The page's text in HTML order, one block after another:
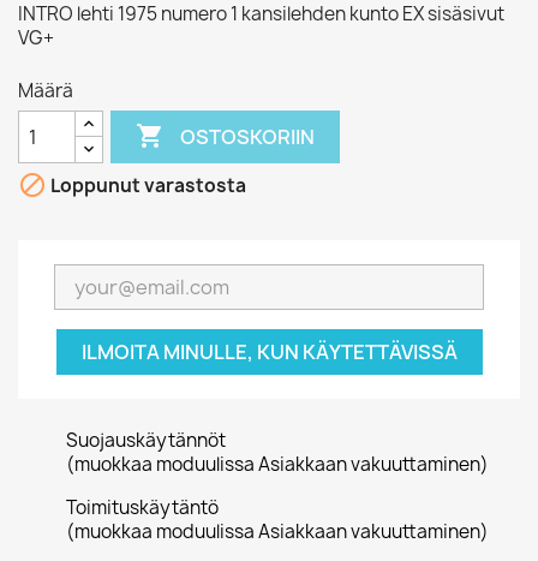
INTRO lehti 1975 numero 1 kansilehden kunto EX sisäsivut
VG+
Määrä
 OSTOSKORIIN
 Loppunut varastosta
ILMOITA MINULLE, KUN KÄYTETTÄVISSÄ
Suojauskäytännöt
(muokkaa moduulissa Asiakkaan vakuuttaminen)
Toimituskäytäntö
(muokkaa moduulissa Asiakkaan vakuuttaminen)